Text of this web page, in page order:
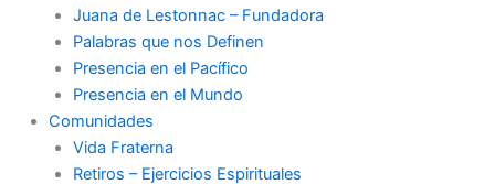
Juana de Lestonnac – Fundadora
Palabras que nos Definen
Presencia en el Pacífico
Presencia en el Mundo
Comunidades
Vida Fraterna
Retiros – Ejercicios Espirituales